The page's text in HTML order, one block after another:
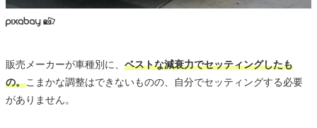
販売メーカーが車種別に、 ベストな減衰力でセッティングしたも
の。こまかな調整はできないものの、自分でセッティングする必要
がありません。